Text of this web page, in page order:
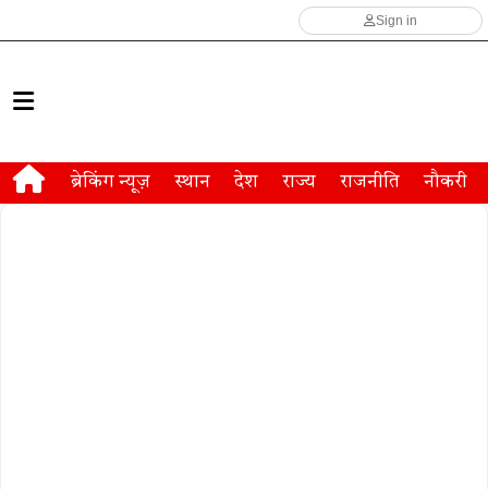
Sign in
ब्रेकिंग न्यूज़ स्थान देश राज्य राजनीति नौकरी